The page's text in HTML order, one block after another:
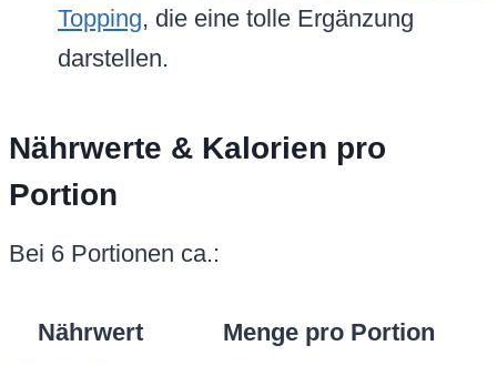
Topping, die eine tolle Ergänzung
darstellen.
Nährwerte & Kalorien pro
Portion
Bei 6 Portionen ca.:
Nährwert
Menge pro Portion